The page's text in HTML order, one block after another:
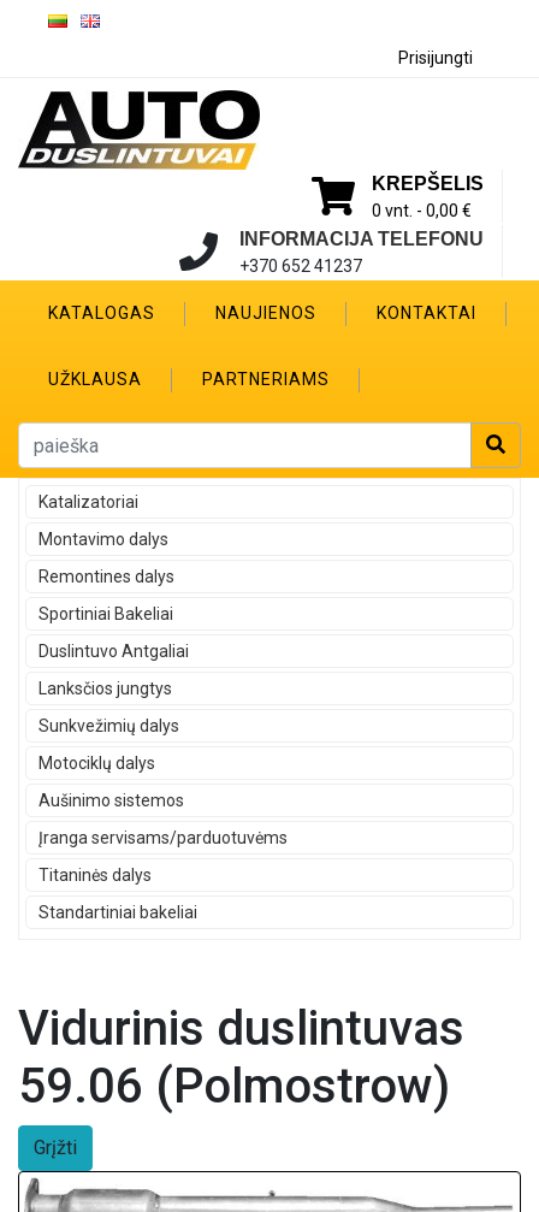
Prisijungti
KREPŠELIS
0 vnt. - 0,00 €
INFORMACIJA TELEFONU
+370 652 41237
KATALOGAS NAUJIENOS KONTAKTAI
UŽKLAUSA PARTNERIAMS
Katalizatoriai
Montavimo dalys
Remontines dalys
Sportiniai Bakeliai
Duslintuvo Antgaliai
Lanksčios jungtys
Sunkvežimių dalys
Motociklų dalys
Aušinimo sistemos
Įranga servisams/parduotuvėms
Titaninės dalys
Standartiniai bakeliai
Vidurinis duslintuvas
59.06 (Polmostrow)
Grįžti